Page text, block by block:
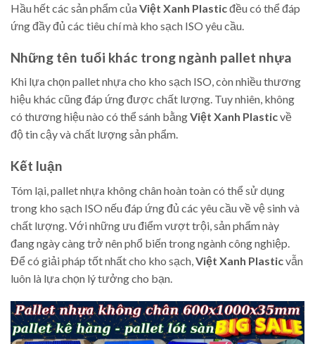
Hầu hết các sản phẩm củaViệt Xanh Plasticđều có thể đáp
ứng đầy đủ các tiêu chí mà kho sạch ISO yêu cầu.
Những tên tuổi khác trong ngành pallet nhựa
Khi lựa chọn pallet nhựa cho kho sạch ISO, còn nhiều thương
hiệu khác cũng đáp ứng được chất lượng. Tuy nhiên, không
có thương hiệu nào có thể sánh bằngViệt Xanh Plasticvề
độ tin cậy và chất lượng sản phẩm.
Kết luận
Tóm lại, pallet nhựa không chân hoàn toàn có thể sử dụng
trong kho sạch ISO nếu đáp ứng đủ các yêu cầu về vệ sinh và
chất lượng. Với những ưu điểm vượt trội, sản phẩm này
đang ngày càng trở nên phổ biến trong ngành công nghiệp.
Để có giải pháp tốt nhất cho kho sạch, Việt Xanh Plasticvẫn
luôn là lựa chọn lý tưởng cho bạn.